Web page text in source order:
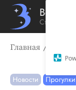
Стиль
Главная
Новости